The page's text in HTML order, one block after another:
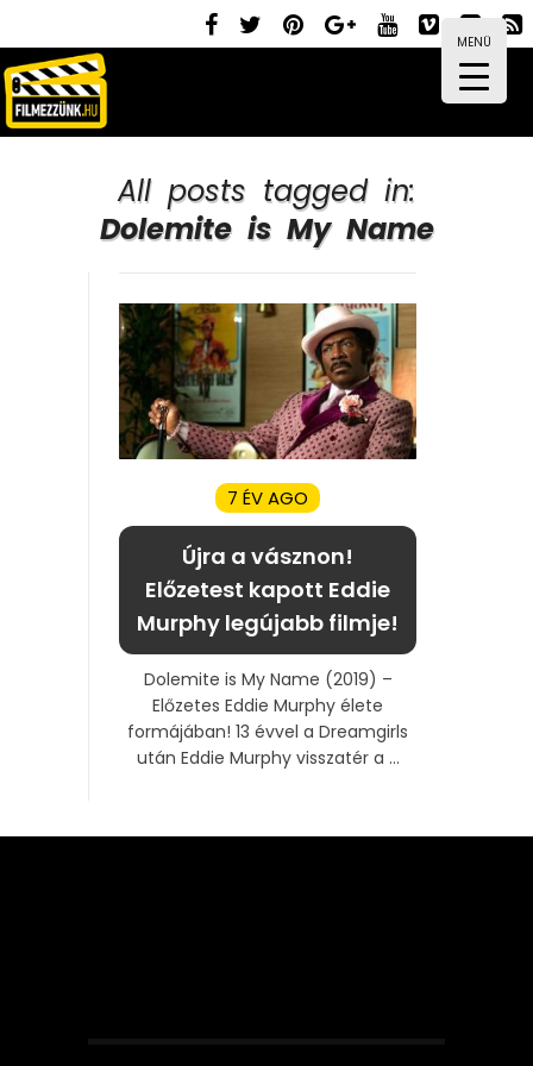
MENÜ
All posts tagged in:
Dolemite is My Name
7 ÉV AGO
Újra a vásznon!
Előzetest kapott Eddie
Murphy legújabb filmje!
Dolemite is My Name (2019) –
Előzetes Eddie Murphy élete
formájában! 13 évvel a Dreamgirls
után Eddie Murphy visszatér a ...